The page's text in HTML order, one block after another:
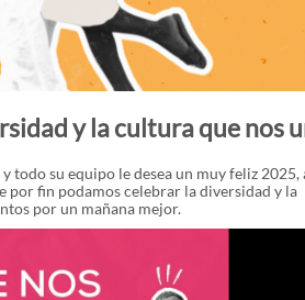
y la cultura que nos
todo su equipo le desea un muy feliz 2025,
por fin podamos celebrar la diversidad y la
por un mañana mejor.